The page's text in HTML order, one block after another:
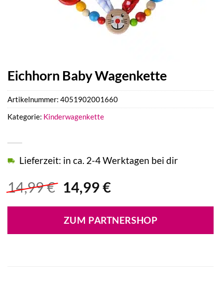
Eichhorn Baby Wagenkette
14,99€ Ursprünglicher
war:
14,99 €
14,99 €Aktueller
ist:
14,99 €.
Lieferzeit: in ca. 2-4 Werktagen bei dir
ZUM PARTNERSHOP
Artikelnummer: 4051902001660
Kategorie: Kinderwagenkette